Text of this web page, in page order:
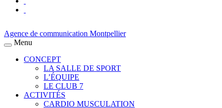
Agence de communication Montpellier
Menu
CONCEPT
LA SALLE DE SPORT
L’ÉQUIPE
LE CLUB 7
ACTIVITÉS
CARDIO MUSCULATION